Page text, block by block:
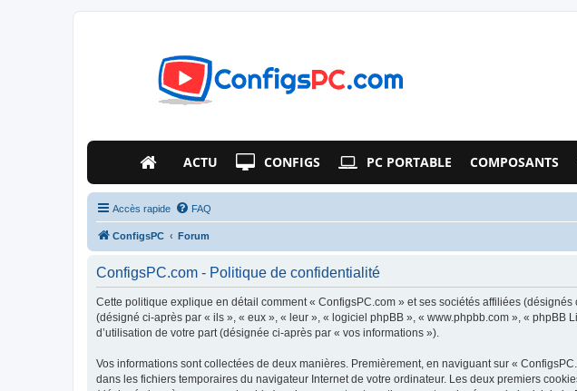
ACTU CONFIGS PC PORTABLE COMPOSANTS
Accès rapide FAQ
ConfigsPC Forum
ConfigsPC.com - Politique de confidentialité
Cette politique explique en détail comment « ConfigsPC.com » et ses sociétés affiliées
(désigné ci-après par « ils », « eux », « leur », « logiciel phpBB », « www.phpbb.com », «
d’utilisation de votre part (désignée ci-après par « vos informations »).
Vos informations sont collectées de deux manières. Premièrement, en naviguant sur «
dans les fichiers temporaires du navigateur Internet de votre ordinateur. Les deux premiers